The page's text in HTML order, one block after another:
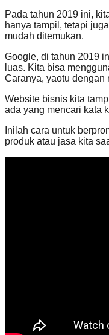
Pada tahun 2019 ini,
hanya tampil, tetapi
mudah ditemukan.
Google, di tahun 2019
luas. Kita bisa
Caranya, yaotu dengan
Website bisnis kita
ada yang mencari kata
Inilah cara untuk
produk atau jasa kita